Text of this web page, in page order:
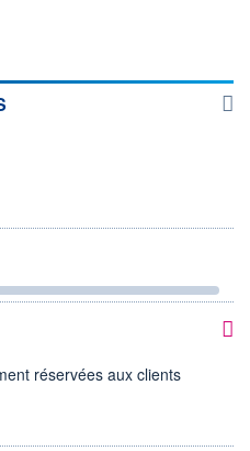
réservées aux clients